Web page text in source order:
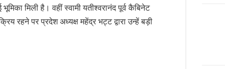
मिली है। वहीं स्वामी यतीश्वरानंद पूर्व कैबिनेट
रहने पर प्रदेश अध्यक्ष महेंद्र भट्ट द्वारा उन्हें बड़ी